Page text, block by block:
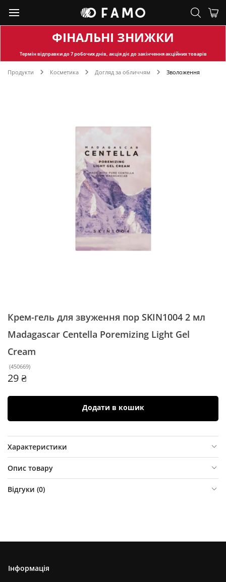
ФІНАЛЬНІ ЗНИЖКИ
Термін відправкидо 7 робочих днів, акція діє до закінчення акційних товарів
Продукти Косметика Догляд за обличчям Зволоження
Крем-гель для звуження пор SKIN1004 2 мл
Madagascar Centella Poremizing Light Gel
Cream
(450669)
29 ₴
Додати в кошик
Характеристики
Опис товару
Відгуки (0)
Інформація